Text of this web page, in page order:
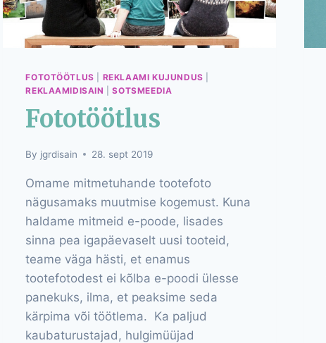
FOTOTÖÖTLUS REKLAAMI KUJUNDUS
REKLAAMIDISAIN
|SOTSMEEDIA
Fototöötlus
By jgrdisain 28. sept 2019
Omame mitmetuhande tootefoto
nägusamaks muutmise kogemust. Kuna
haldame mitmeid e-poode, lisades
sinna pea igapäevaselt uusi tooteid,
teame väga hästi, et enamus
tootefotodest ei kõlba e-poodi ülesse
panekuks, ilma, et peaksime seda
kärpima või töötlema. Ka paljud
kaubaturustajad, hulgimüüjad